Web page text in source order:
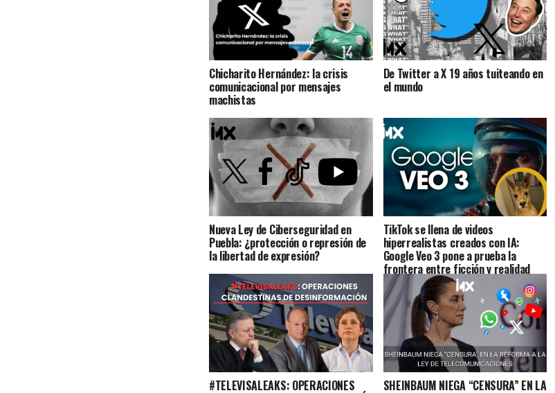
Chicharito Hernández: la crisis
comunicacional por mensajes
machistas
De Twitter a X 19 años tuiteando en
el mundo
Nueva Ley de Ciberseguridad en
Puebla: ¿protección o represión de
la libertad de expresión?
TikTok se llena de videos
hiperrealistas creados con IA:
Google Veo 3 pone a prueba la
frontera entre ficción y realidad
#TELEVISALEAKS: OPERACIONES SHEINBAUM NIEGA “CENSURA” EN LA